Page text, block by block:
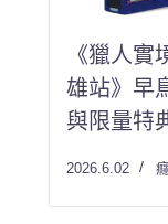
《獵人
雄站》早
與限量特
2026.6.02